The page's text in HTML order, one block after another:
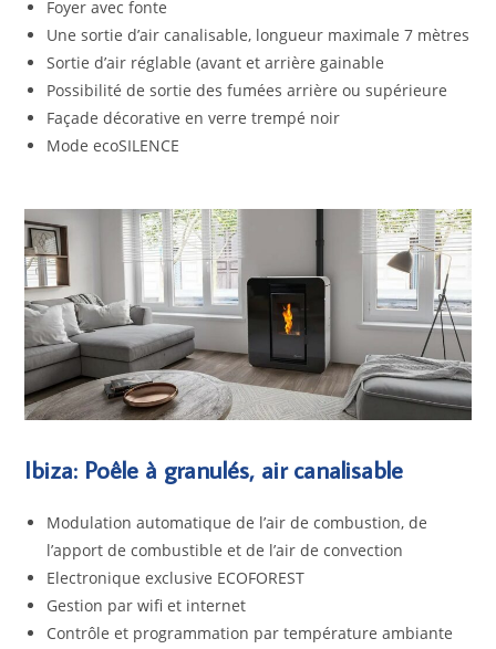
Foyer avec fonte
Une sortie d’air canalisable, longueur maximale 7 mètres
Sortie d’air réglable (avant et arrière gainable
Possibilité de sortie des fumées arrière ou supérieure
Façade décorative en verre trempé noir
Mode ecoSILENCE
Ibiza: Poêle à granulés, air canalisable
Modulation automatique de l’air de combustion, de
l’apport de combustible et de l’air de convection
Electronique exclusive ECOFOREST
Gestion par wifi et internet
Contrôle et programmation par température ambiante